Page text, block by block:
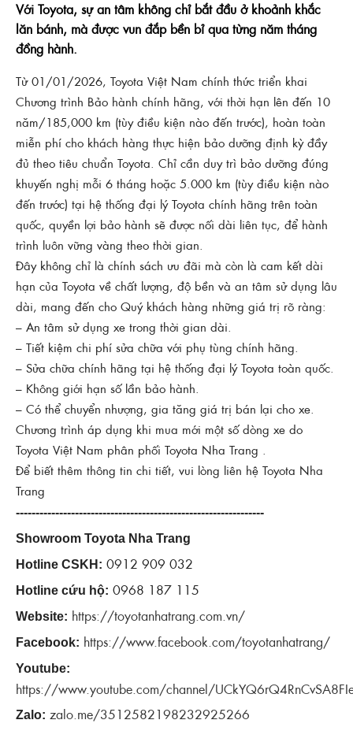
Với Toyota, sự an tâm không chỉ bắt đầu ở khoảnh khắc
lăn bánh, mà được vun đắp bền bỉ qua từng năm tháng
đồng hành.
Từ 01/01/2026, Toyota Việt Nam chính thức triển khai
Chương trình Bảo hành chính hãng, với thời hạn lên đến 10
năm/185,000 km (tùy điều kiện nào đến trước), hoàn toàn
miễn phí cho khách hàng thực hiện bảo dưỡng định kỳ đầy
đủ theo tiêu chuẩn Toyota. Chỉ cần duy trì bảo dưỡng đúng
khuyến nghị mỗi 6 tháng hoặc 5.000 km (tùy điều kiện nào
đến trước) tại hệ thống đại lý Toyota chính hãng trên toàn
quốc, quyền lợi bảo hành sẽ được nối dài liên tục, để hành
trình luôn vững vàng theo thời gian.
Đây không chỉ là chính sách ưu đãi mà còn là cam kết dài
hạn của Toyota về chất lượng, độ bền và an tâm sử dụng lâu
dài, mang đến cho Quý khách hàng những giá trị rõ ràng:
– An tâm sử dụng xe trong thời gian dài.
– Tiết kiệm chi phí sửa chữa với phụ tùng chính hãng.
– Sửa chữa chính hãng tại hệ thống đại lý Toyota toàn quốc.
– Không giới hạn số lần bảo hành.
– Có thể chuyển nhượng, gia tăng giá trị bán lại cho xe.
Chương trình áp dụng khi mua mới một số dòng xe do
Toyota Việt Nam phân phối Toyota Nha Trang .
Để biết thêm thông tin chi tiết, vui lòng liên hệ Toyota Nha
Trang
---------------------------------------------------------------
Showroom Toyota Nha Trang
Hotline CSKH: 0912 909 032
Hotline cứu hộ: 0968 187 115
Website: https://toyotanhatrang.com.vn/
Facebook: https://www.facebook.com/toyotanhatrang/
Youtube:
https://www.youtube.com/channel/
Zalo: zalo.me/3512582198232925266